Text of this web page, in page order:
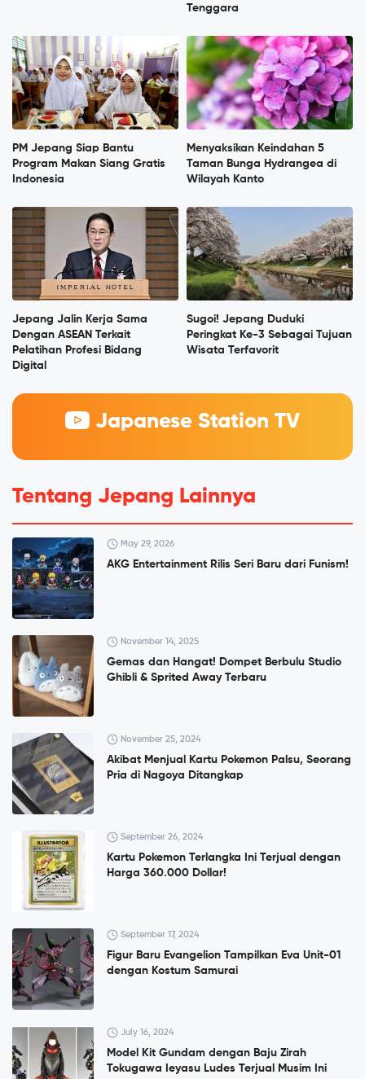
Tenggara
PM Jepang Siap Bantu
Program Makan Siang Gratis
Indonesia
Menyaksikan Keindahan 5
Taman Bunga Hydrangea di
Wilayah Kanto
Jepang Jalin Kerja Sama
Dengan ASEAN Terkait
Pelatihan Profesi Bidang
Digital
Sugoi! Jepang Duduki
Peringkat Ke-3 Sebagai Tujuan
Wisata Terfavorit
Japanese Station TV
Tentang Jepang Lainnya
May 29, 2026
AKG Entertainment Rilis Seri Baru dari Funism!
November 14, 2025
Gemas dan Hangat! Dompet Berbulu Studio
Ghibli & Sprited Away Terbaru
November 25, 2024
Akibat Menjual Kartu Pokemon Palsu, Seorang
Pria di Nagoya Ditangkap
September 26, 2024
Kartu Pokemon Terlangka Ini Terjual dengan
Harga 360.000 Dollar!
September 17, 2024
Figur Baru Evangelion Tampilkan Eva Unit-01
dengan Kostum Samurai
July 16, 2024
Model Kit Gundam dengan Baju Zirah
Tokugawa Ieyasu Ludes Terjual Musim Ini